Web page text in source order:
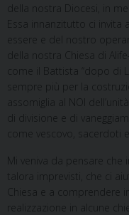
della nostra Diocesi, in
Essa innanzitutto ci invita
essere e del nostro
della nostra Chiesa di
come il Battista “dopo di
sempre più per la
assomiglia al NOI
di divisione e di
come vescovo, sacerdoti e
Mi veniva da pensare che
talora imprevisti, che ci
Chiesa e a comprendere
realizzazione in alcune